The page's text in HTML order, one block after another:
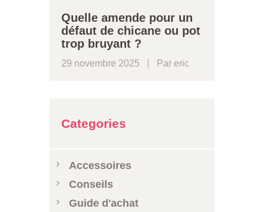
Quelle amende pour un
défaut de chicane ou pot
trop bruyant ?
29 novembre 2025 Pareric
Categories
Accessoires
Conseils
Guide d'achat